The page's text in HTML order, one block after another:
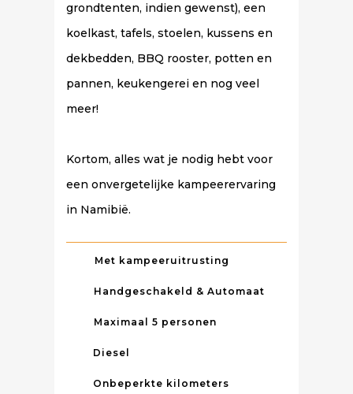
grondtenten, indien gewenst), een
koelkast, tafels, stoelen, kussens en
dekbedden, BBQ rooster, potten en
pannen, keukengerei en nog veel
meer!
Kortom, alles wat je nodig hebt voor
een onvergetelijke kampeerervaring
in Namibië.
Met kampeeruitrusting
Handgeschakeld & Automaat
Maximaal 5 personen
Diesel
Onbeperkte kilometers